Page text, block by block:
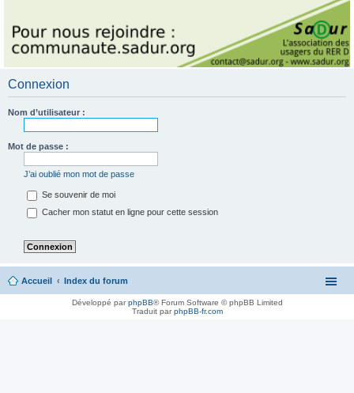
Connexion
Nom d’utilisateur :
Mot de passe :
J’ai oublié mon mot de passe
Se souvenir de moi
Cacher mon statut en ligne pour cette session
Accueil Index du forum
Développé parphpBB® Forum Software © phpBB Limited
Traduit parphpBB-fr.com